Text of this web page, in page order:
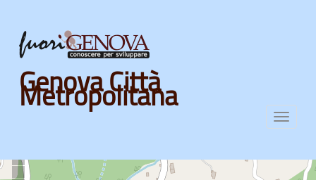
Skip
main
content
Genova Città
Metropolitana